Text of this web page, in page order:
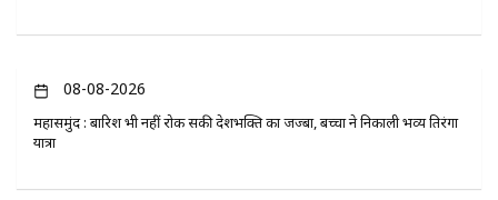
08-08-2026
महासमुंद : बारिश भी नहीं रोक सकी देशभक्ति का जज्बा, बच्चों ने निकाली भव्य तिरंगा
यात्रा